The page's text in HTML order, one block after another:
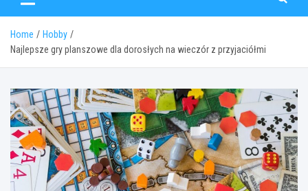
Home
Hobby
Najlepsze gry planszowe dla dorosłych na wieczór z przyjaciółmi